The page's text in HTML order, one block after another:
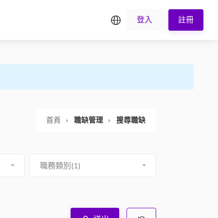
繁中登入 註冊
首頁 職缺管理 搜尋職缺
職務類別(1)